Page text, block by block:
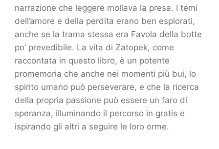
narrazione che leggere mollava la presa. I temi
dell’amore e della perdita erano ben esplorati,
anche se la trama stessa era Favola della botte
po’ prevedibile. La vita di Zatopek, come
raccontata in questo libro, è un potente
promemoria che anche nei momenti più bui, lo
spirito umano può perseverare, e che la ricerca
della propria passione può essere un faro di
speranza, illuminando il percorso in gratis e
ispirando gli altri a seguire le loro orme.